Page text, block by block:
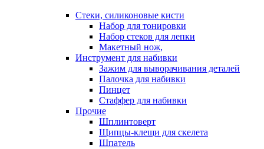
Стеки, силиконовые кисти
Набор для тонировки
Набор стеков для лепки
Макетный нож,
Инструмент для набивки
Зажим для выворачивания деталей
Палочка для набивки
Пинцет
Стаффер для набивки
Прочие
Шплинтоверт
Щипцы-клещи для скелета
Шпатель